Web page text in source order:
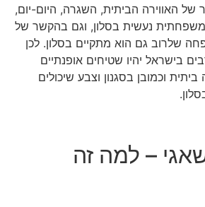
האווירה הביתית, השגרה, היום-יום,
נעשית בסלון, וגם בהקשר של
שלרוב גם הוא מתקיים בסלון. לכן
בישראל יהיו שטיחים אופנתיים
וכמובן בסגנון וצבע שיכולים
– למה זה